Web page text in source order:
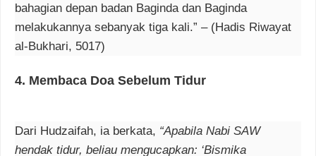
bahagian depan badan Baginda dan Baginda
melakukannya sebanyak tiga kali.” – (Hadis Riwayat
al-Bukhari, 5017)
4. Membaca Doa Sebelum Tidur
Dari Hudzaifah, ia berkata, “Apabila Nabi SAW
hendak tidur, beliau mengucapkan: ‘Bismika